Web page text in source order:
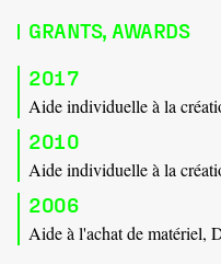
GRANTS, AWARDS
2017
Aide individuelle à la
2010
Aide individuelle à la
2006
Aide à l'achat de matériel,